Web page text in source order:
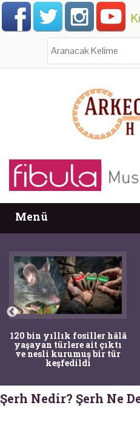
Menü
120 bin yıllık fosiller hâlâ
yaşayan türlere ait çıktı
ve nesli kurumuş bir tür
keşfedildi
Şerh Nedir? Şerh Ne